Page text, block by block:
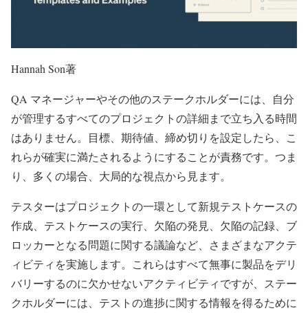
Hannah Son著
QA マネージャーやその他のステークホルダーには、自分
が管理するすべてのプロジェクトの詳細まで立ち入る時間
はありません。目標、期待値、締め切りを設定したら、こ
れらが確実に満たされるようにすることが責務です。つま
り、多くの場合、大局的な視点から見ます。
テスターはプロジェクトの一環として新規テストケースの
作成、テストケースの実行、欠陥の発見、欠陥の記録、ブ
ロッカーとなる問題に関する議論など、さまざまなアクテ
ィビティを実施します。これらはすべて無事に製品をデリ
バリーするのに欠かせないアクティビティですが、ステー
クホルダーには、テストの進捗に関する情報を得るために